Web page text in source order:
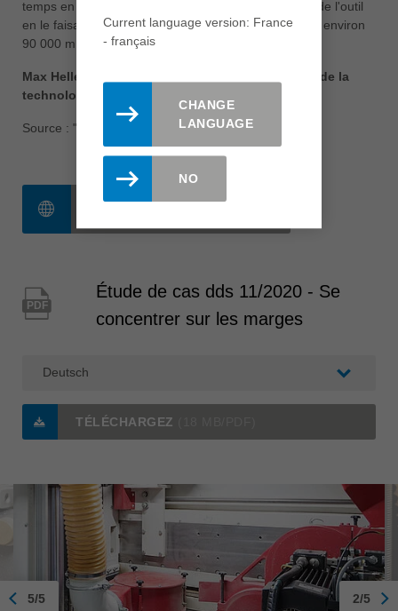
temps en temps, nous faisons un ajustement rapide de l'outil
en le faisant affûter et réviser par Leitz Service après environ
90 000 m de durée de vie".
Max Heller, Directeur Général de la production et de la
technologie
Source : "dds" (Ausgabe 11/2020)
PDF
Étude de cas dds 11/2020 - Se
concentrer sur les marges
TÉLÉCHARGEZ
5/5 2/5
Current language version: France
- français
CHANGE
LANGUAGE
NO